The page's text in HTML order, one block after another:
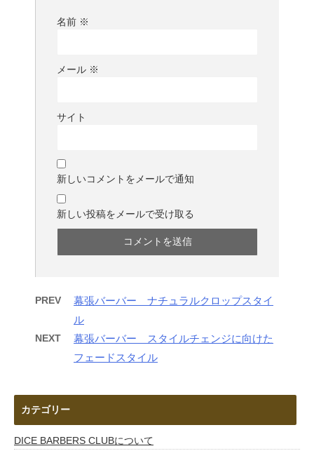
名前 ※
メール ※
サイト
新しいコメントをメールで通知
新しい投稿をメールで受け取る
PREV
幕張バーバー ナチュラルクロップスタイ
ル
NEXT
幕張バーバー スタイルチェンジに向けた
フェードスタイル
カテゴリー
DICE BARBERS CLUBについて